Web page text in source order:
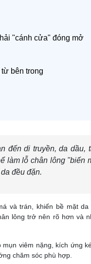
"cánh cửa" đóng mở
bên trong
đến di truyền, da dầu,
làm lỗ chân lông "biến
đều đặn.
và trán, khiến bề mặt
lông trở nên rõ hơn và
viêm nặng, kích ứng
chăm sóc phù hợp.